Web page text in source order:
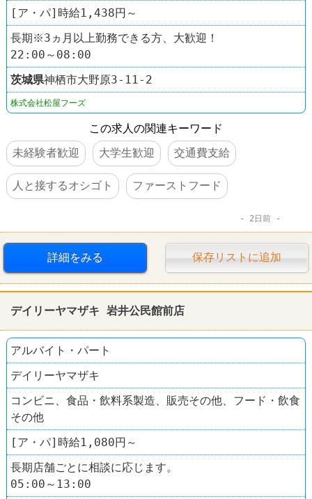
[ア・パ]時給1,438円～
長期※3ヵ月以上勤務できる方、大歓迎！
22:00～08:00
茨城県神栖市大野原3-11-2
株式会社松屋フーズ
この求人の関連キーワード
未経験者歓迎
大学生歓迎 交通費支給
人と接するオシゴト ファーストフード
2日前
詳細をみる 保存リストに追加
デイリーヤマザキ 岩井公民館前店
アルバイト・パート
デイリーヤマザキ
コンビニ、食品・飲料系製造、販売その他、フード・飲食
その他
[ア・パ]時給1,080円～
長期店舗ごとに相談に応じます。
05:00～13:00